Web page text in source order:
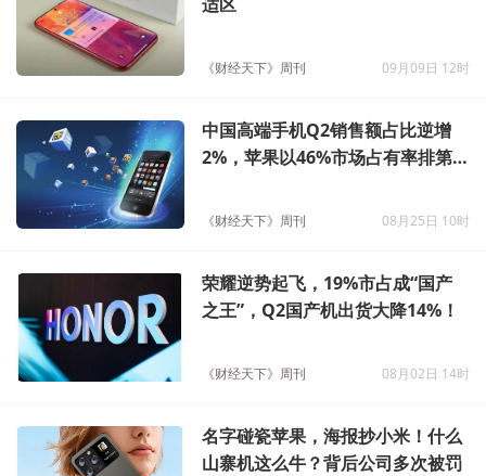
《财经天下》周刊 09月09日 12时
中国高端手机Q2销售额占比逆增
2%，苹果以46%市场占有率排第
《财经天下》周刊 08月25日 10时
荣耀逆势起飞，19%市占成“国产
之王”，Q2国产机出货大降14%！
《财经天下》周刊 08月02日 14时
名字碰瓷苹果，海报抄小米！什么
山寨机这么牛？背后公司多次被罚